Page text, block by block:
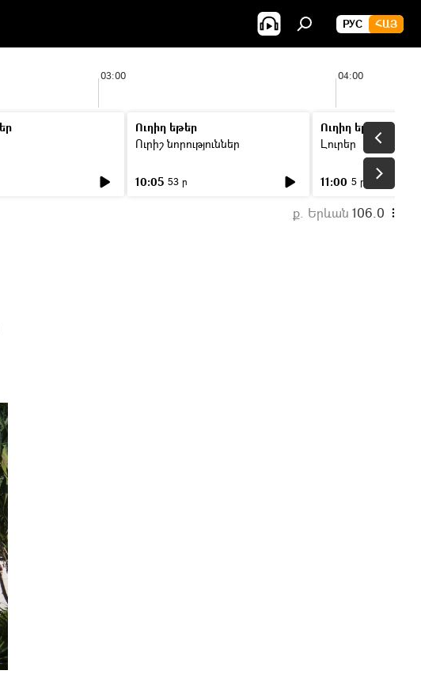
РУС ՀԱՅ
03:00 04:00
Ուղիղ եթեր
Ուրիշ նորություններ
10:05 53 ր
Ուղիղ եթեր
Լուրեր
11:00 5 ր
ք. Երևան 106.0